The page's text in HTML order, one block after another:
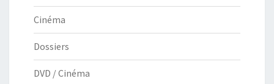
Cinéma
Dossiers
DVD / Cinéma